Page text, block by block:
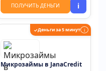
ПОЛУЧИТЬ ДЕНЬГИ i
✓Деньги за 5 минут i
Микрозаймы в JanaCredit